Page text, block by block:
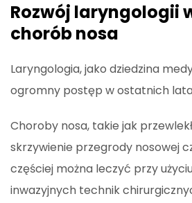
Rozwój laryngologii
chorób nosa
Laryngologia, jako dziedzina
ogromny postęp w ostatnich
Choroby nosa, takie jak
skrzywienie przegrody nosowej
częściej można leczyć przy
inwazyjnych technik